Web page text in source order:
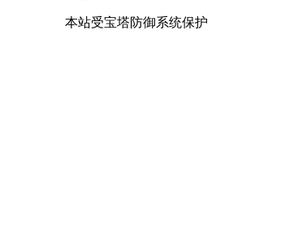
本站受宝塔防御系统保护